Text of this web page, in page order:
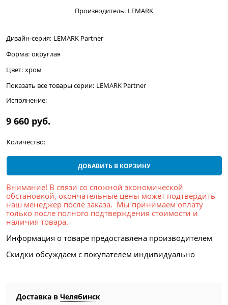
Производитель: LEMARK
Дизайн-серия: LEMARK Partner
Форма: округлая
Цвет: хром
Показать все товары серии: LEMARK Partner
Исполнение:
9 660 руб.
Количество:
ДОБАВИТЬ В КОРЗИНУ
Внимание! В связи со сложной экономической
обстановкой, окончательные цены может подтвердить
наш менеджер после заказа. Мы принимаем оплату
только после полного подтверждения стоимости и
наличия товара.
Информация о товаре предоставлена производителем
Скидки обсуждаем с покупателем индивидуально
Доставка в Челябинск